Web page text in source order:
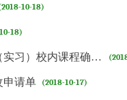
10-18)
18)
> 上海电力大学本科生海外学习（实习）校内课程确认表
申请单 (2018-10-17)